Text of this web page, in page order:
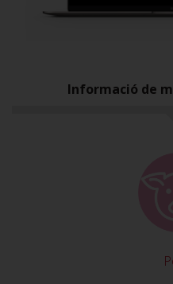
Informació de